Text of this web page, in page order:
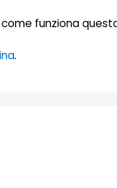
funziona
.